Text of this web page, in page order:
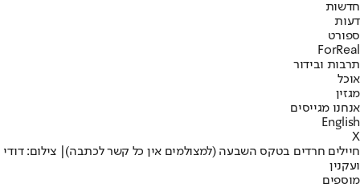
חדשות
דעות
ספורט
ForReal
תרבות ובידור
אוכל
מגזין
אנחנו מגייסים
English
X
חיילים חרדים בטקס השבעה (למצולמים אין כל קשר לכתבה)| צילום: דודי
ועקנין
מוספים